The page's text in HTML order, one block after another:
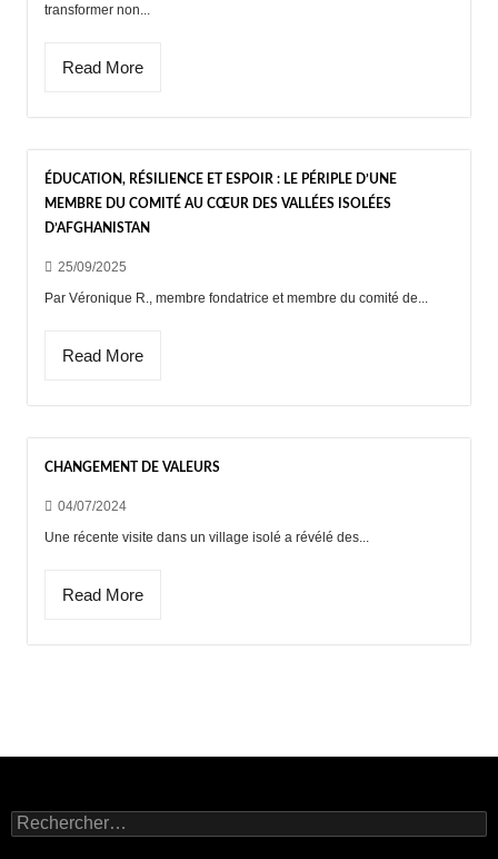
transformer non...
Read More
ÉDUCATION, RÉSILIENCE ET ESPOIR : LE PÉRIPLE D’UNE
MEMBRE DU COMITÉ AU CŒUR DES VALLÉES ISOLÉES
D’AFGHANISTAN
25/09/2025
Par Véronique R., membre fondatrice et membre du comité de...
Read More
CHANGEMENT DE VALEURS
04/07/2024
Une récente visite dans un village isolé a révélé des...
Read More
Rechercher :